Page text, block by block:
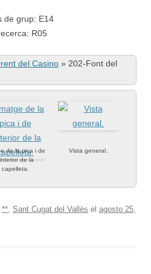
de grup: E14
R05
del Casino » 202-Font del
de la pica i de
de la
capelleta.
Vista general.
**, Sant Cugat del Vallès el agosto 25,